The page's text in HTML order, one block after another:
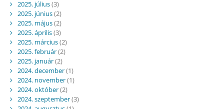
2025. július(3)
2025. június(2)
2025. május(2)
2025. április(3)
2025. március(2)
2025. február(2)
2025. január(2)
2024. december(1)
2024. november(1)
2024. október(2)
2024. szeptember(3)